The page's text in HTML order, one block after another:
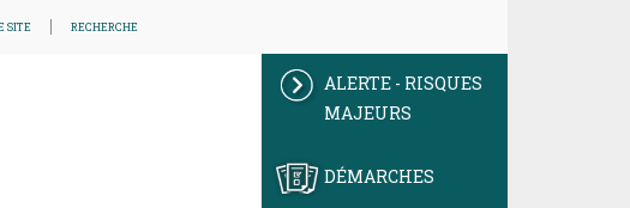
SITE RECHERCHE
ALERTE - RISQUES
MAJEURS
DÉMARCHES